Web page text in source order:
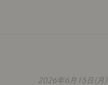
2026年6月15日(月)